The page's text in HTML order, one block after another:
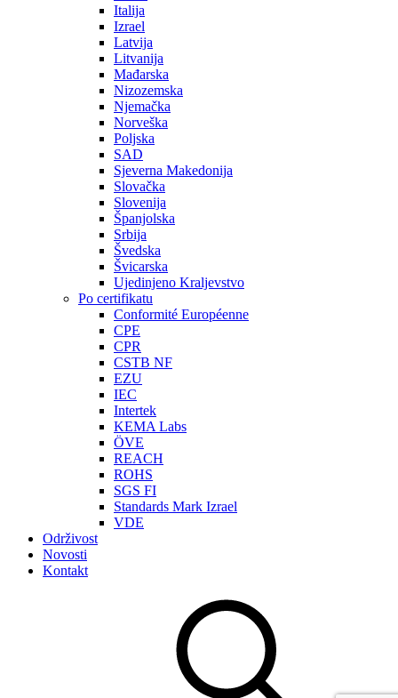
Italija
Izrael
Latvija
Litvanija
Mađarska
Nizozemska
Njemačka
Norveška
Poljska
SAD
Sjeverna Makedonija
Slovačka
Slovenija
Španjolska
Srbija
Švedska
Švicarska
Ujedinjeno Kraljevstvo
Po certifikatu
Conformité Européenne
CPE
CPR
CSTB NF
EZU
IEC
Intertek
KEMA Labs
ÖVE
REACH
ROHS
SGS FI
Standards Mark Izrael
VDE
Održivost
Novosti
Kontakt